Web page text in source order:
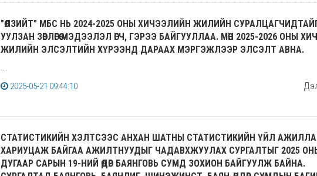
"ӨЛЗИЙТ" МБС НЬ 2024-2025 ОНЫ ХИЧЭЭЛИЙН ЖИЛИЙН
УУЛЗАН ЗӨВЛӨГӨӨ МЭДЭЭЛЭЛ ӨГЧ, ГЭРЭЭ БАЙГУУЛЛАА. МӨН 2025-2026 ОНЫ
ЖИЛИЙН ЭЛСЭЛТИЙН ХҮРЭЭНД ДАРААХ МЭРГЭЖЛЭЭР ЭЛСЭЛТ АВНА.
...
2025-05-21 09:44:10
СТАТИСТИКИЙН ХЭЛТСЭЭС АНХАН ШАТНЫ СТАТИСТИКИЙН ҮЙЛ
ХАРИУЦАЖ БАЙГАА АЖИЛТНУУДЫГ ЧАДАВХЖУУЛАХ СУРГАЛТЫГ 2025
ДУГААР САРЫН 19-НИЙ ӨДӨР БАЯНГОВЬ СУМД ЗОХИОН БАЙГУУЛЖ БАЙНА.